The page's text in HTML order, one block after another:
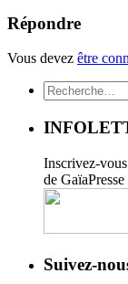
Répondre
Vous devez être
Rechercher :
Inscrivez-
de GaïaPresse
Suivez-